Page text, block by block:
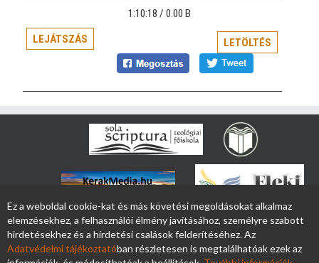
1:10:18 / 0.00 B
LEJÁTSZÁS
LETÖLTÉS
Ez a weboldal cookie-kat és más követési megoldásokat alkalmaz
elemzésekhez, a felhasználói élmény javításához, személyre szabott
hirdetésekhez és a hirdetési csalások felderítéséhez. Az
Adatvédelmi tájékoztatóban részletesen is megtalálhatóak ezek az